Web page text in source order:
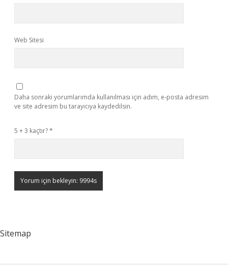
Web Sitesi
Daha sonraki yorumlarımda kullanılması için adım, e-posta adresim
ve site adresim bu tarayıcıya kaydedilsin.
5 + 3 kaçtır?*
Sitemap